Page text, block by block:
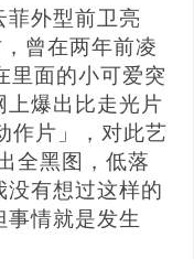
外型前卫亮
曾在两年前凌
里面的小可爱突
爆出比走光片
作片」，对此艺
全黑图，低落
有想过这样的
情就是发生